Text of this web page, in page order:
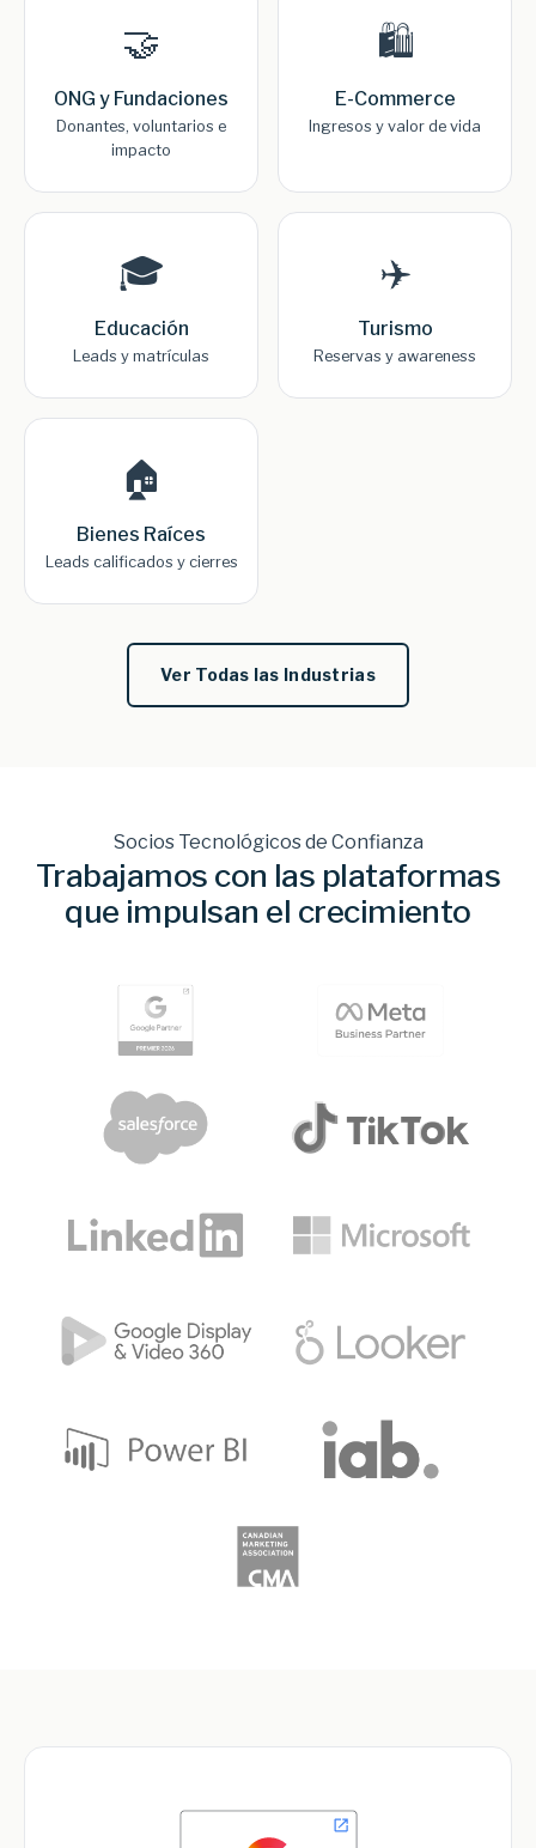
🤝
ONG y Fundaciones
Donantes, voluntarios e
impacto
🛍️
E-Commerce
Ingresos y valor de vida
🎓
Educación
Leads y matrículas
✈️
Turismo
Reservas y awareness
🏠
Bienes Raíces
Leads calificados y cierres
Ver Todas las Industrias
Socios Tecnológicos de Confianza
Trabajamos con las plataformas
que impulsan el crecimiento